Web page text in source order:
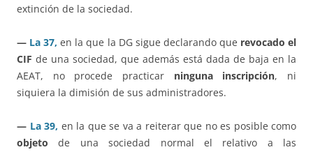
extinción de la sociedad.
— La 37, en la que la DG sigue declarando que revocado el
CIF de una sociedad, que además está dada de baja en la
AEAT, no procede practicar ninguna inscripción, ni
siquiera la dimisión de sus administradores.
— La 39, en la que se va a reiterar que no es posible como
objetode una sociedad normal el relativo a las